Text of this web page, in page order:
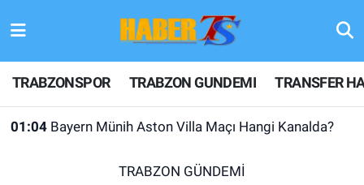
TRABZONSPOR TRABZON GUNDEMI TRANSFER
01:04 Bayern Münih Aston Villa Maçı Hangi Kanalda?
TRABZON GÜNDEMİ
TRABZONSPOR
TRABZON GUNDEMI
Hava Durumu
Trafik Durumu